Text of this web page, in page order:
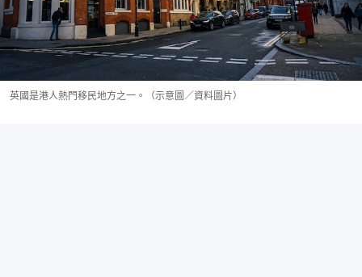
英國是港人熱門移民地方之一。（示意圖／資料圖片）